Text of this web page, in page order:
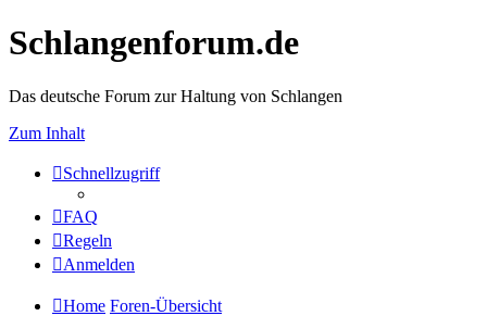
Schlangenforum.de
Das deutsche Forum zur Haltung von Schlangen
Zum Inhalt
Schnellzugriff
FAQ
Regeln
Anmelden
Home Foren-Übersicht